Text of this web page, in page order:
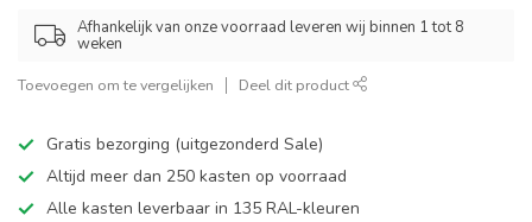
Afhankelijk van onze voorraad leveren wij binnen 1 tot 8
weken
Toevoegen om te vergelijken Deel dit product
Gratis bezorging (uitgezonderd Sale)
Altijd meer dan 250 kasten op voorraad
Alle kasten leverbaar in 135 RAL-kleuren